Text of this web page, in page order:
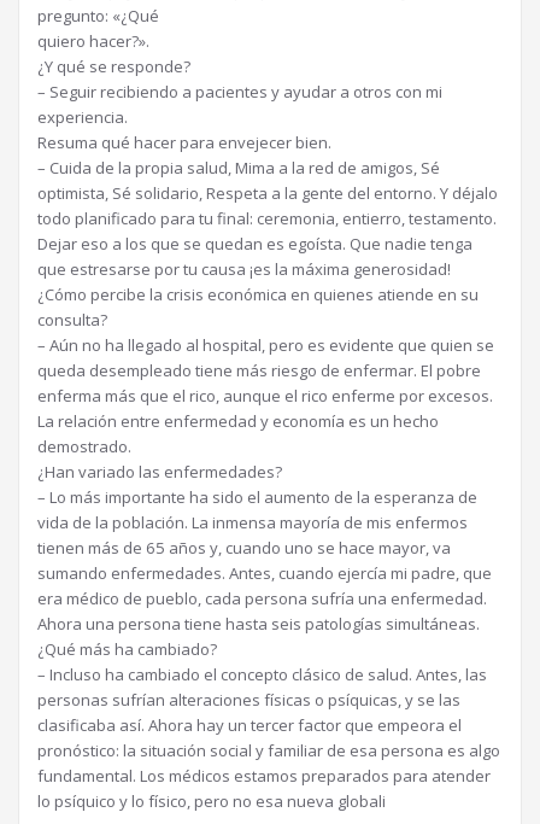
pregunto: «¿Qué
quiero hacer?».
¿Y qué se responde?
– Seguir recibiendo a pacientes y ayudar a otros con mi
experiencia.
Resuma qué hacer para envejecer bien.
– Cuida de la propia salud, Mima a la red de amigos, Sé
optimista, Sé solidario, Respeta a la gente del entorno. Y déjalo
todo planificado para tu final: ceremonia, entierro, testamento.
Dejar eso a los que se quedan es egoísta. Que nadie tenga
que estresarse por tu causa ¡es la máxima generosidad!
¿Cómo percibe la crisis económica en quienes atiende en su
consulta?
– Aún no ha llegado al hospital, pero es evidente que quien se
queda desempleado tiene más riesgo de enfermar. El pobre
enferma más que el rico, aunque el rico enferme por excesos.
La relación entre enfermedad y economía es un hecho
demostrado.
¿Han variado las enfermedades?
– Lo más importante ha sido el aumento de la esperanza de
vida de la población. La inmensa mayoría de mis enfermos
tienen más de 65 años y, cuando uno se hace mayor, va
sumando enfermedades. Antes, cuando ejercía mi padre, que
era médico de pueblo, cada persona sufría una enfermedad.
Ahora una persona tiene hasta seis patologías simultáneas.
¿Qué más ha cambiado?
– Incluso ha cambiado el concepto clásico de salud. Antes, las
personas sufrían alteraciones físicas o psíquicas, y se las
clasificaba así. Ahora hay un tercer factor que empeora el
pronóstico: la situación social y familiar de esa persona es algo
fundamental. Los médicos estamos preparados para atender
lo psíquico y lo físico, pero no esa nueva globali